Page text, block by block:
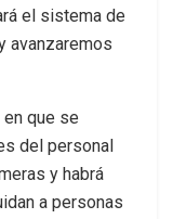
el sistema de
avanzaremos
que se
del personal
y habrá
a personas